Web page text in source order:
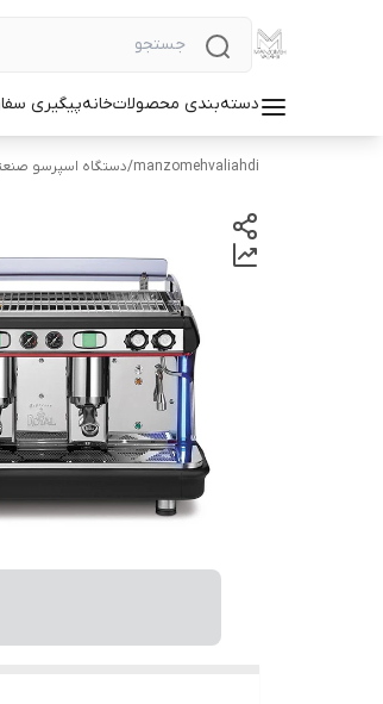
دسته‌بندی محصولاتخانهپیگیری
manzomehvaliahdi
/دستگاه اسپرسو